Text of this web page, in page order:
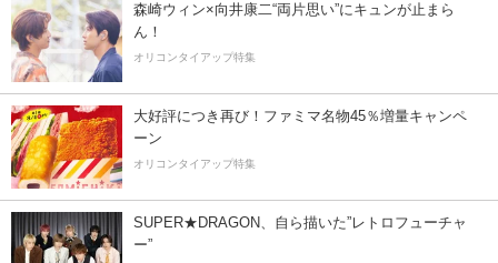
森崎ウィン×向井康二“両片思い”にキュンが止まら
ん！
オリコンタイアップ特集
大好評につき再び！ファミマ名物45％増量キャンペ
ーン
オリコンタイアップ特集
SUPER★DRAGON、自ら描いた”レトロフューチャ
ー”